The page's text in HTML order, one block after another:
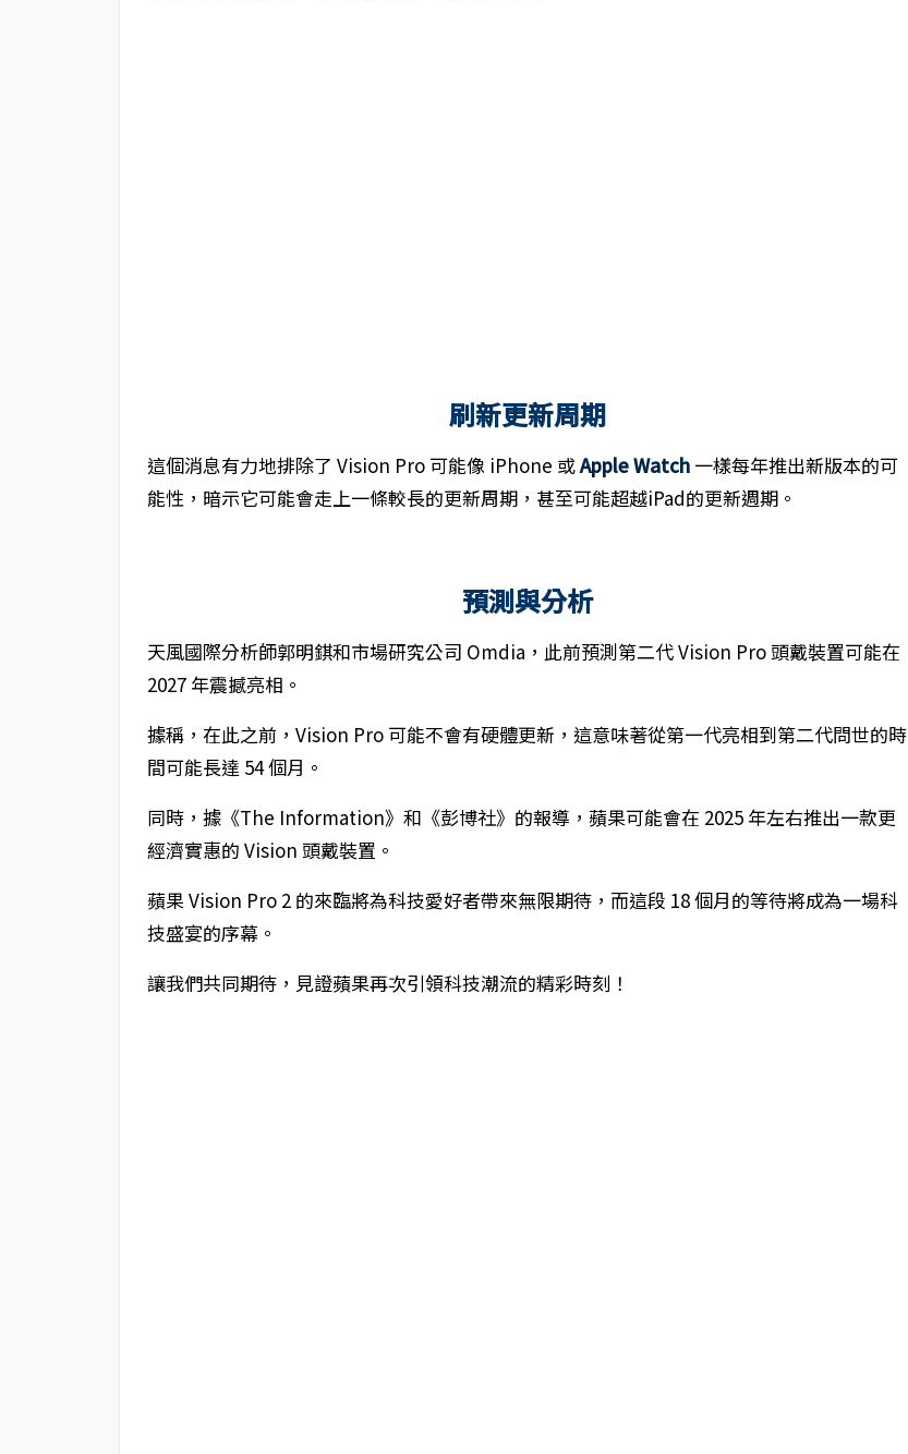
刷新更新周期
這個消息有力地排除了 Vision Pro 可能像 iPhone 或Apple Watch一樣每年推出新版本的可
能性，暗示它可能會走上一條較長的更新周期，甚至可能超越iPad的更新週期。
預測與分析
天風國際分析師郭明錤和市場研究公司 Omdia，此前預測第二代 Vision Pro 頭戴裝置可能在
2027 年震撼亮相。
據稱，在此之前，Vision Pro 可能不會有硬體更新，這意味著從第一代亮相到第二代問世的時
間可能長達 54 個月。
同時，據《The Information》和《彭博社》的報導，蘋果可能會在 2025 年左右推出一款更
經濟實惠的 Vision 頭戴裝置。
蘋果 Vision Pro 2 的來臨將為科技愛好者帶來無限期待，而這段 18 個月的等待將成為一場科
技盛宴的序幕。
讓我們共同期待，見證蘋果再次引領科技潮流的精彩時刻！